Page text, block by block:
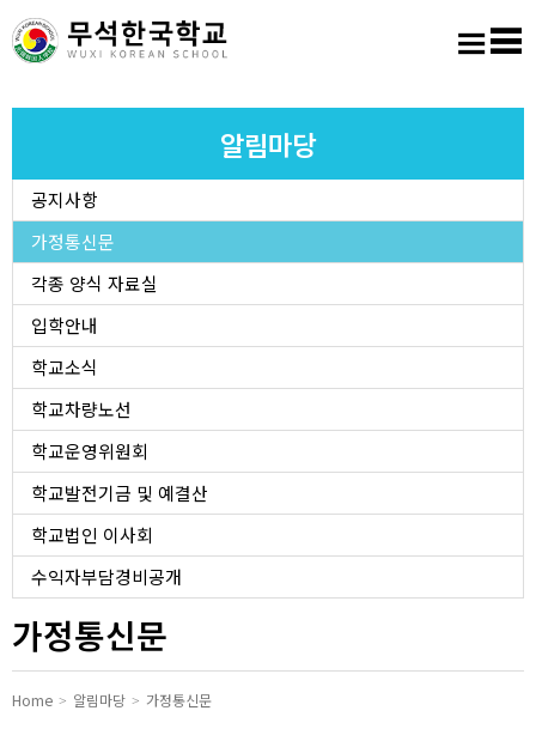
홈로그인회원가입사이트맵
교육마당
알림마당
학생활동
진학진로
학교도서실
유치원
알림마당
공지사항
가정통신문
각종 양식 자료실
입학안내
학교소식
학교차량노선
학교운영위원회
학교발전기금 및 예결산
학교법인 이사회
수익자부담경비공개
가정통신문
Home 알림마당 가정통신문